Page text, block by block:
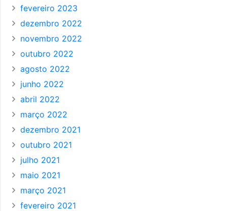
fevereiro 2023
dezembro 2022
novembro 2022
outubro 2022
agosto 2022
junho 2022
abril 2022
março 2022
dezembro 2021
outubro 2021
julho 2021
maio 2021
março 2021
fevereiro 2021